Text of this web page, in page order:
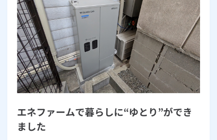
エネファームで暮らしに“ゆとり”ができ
ました